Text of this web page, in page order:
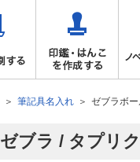
筆記具名入れ ゼブラボ
ゼブラ / タプリ